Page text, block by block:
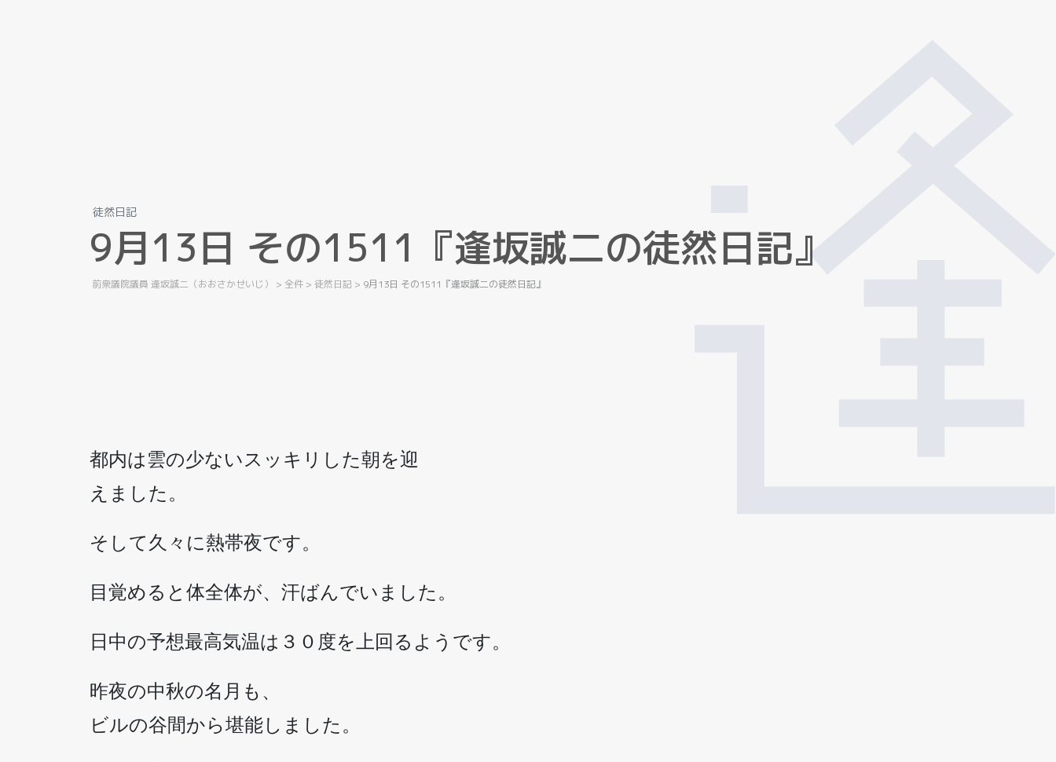
徒然日記
9月1 3日 その1 51 1 『逢坂誠二の徒然日記』
前衆議院議員 逢坂誠二（おおさかせいじ） > 全件 > 徒然日記 > 9月13日 その1511『逢坂誠二の徒然日記』
都内は雲の少ないスッキリした朝を迎
えました。
そして久々に熱帯夜です。
目覚めると体全体が、汗ばんでいました。
日中の予想最高気温は３０度を上回るようです。
昨夜の中秋の名月も、
ビルの谷間から堪能しました。